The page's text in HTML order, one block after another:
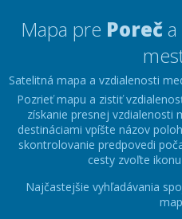
Mapa pre Poreč
Satelitná mapa a vzdialenosti
Pozrieť mapu a zistiť
získanie presnej vzdialenosti
destináciami vpíšte názov
skontrolovanie predpovedi
cesty zvoľte
Najčastejšie vyhľadávania